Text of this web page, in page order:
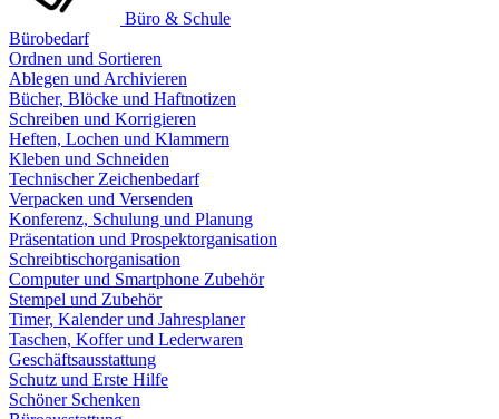
Büro & Schule
Bürobedarf
Ordnen und Sortieren
Ablegen und Archivieren
Bücher, Blöcke und Haftnotizen
Schreiben und Korrigieren
Heften, Lochen und Klammern
Kleben und Schneiden
Technischer Zeichenbedarf
Verpacken und Versenden
Konferenz, Schulung und Planung
Präsentation und Prospektorganisation
Schreibtischorganisation
Computer und Smartphone Zubehör
Stempel und Zubehör
Timer, Kalender und Jahresplaner
Taschen, Koffer und Lederwaren
Geschäftsausstattung
Schutz und Erste Hilfe
Schöner Schenken